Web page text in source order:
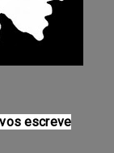
escreve